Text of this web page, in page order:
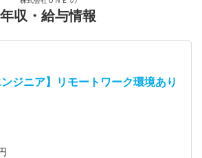
年収・給与情報
ンジニア】リモートワーク環境あり